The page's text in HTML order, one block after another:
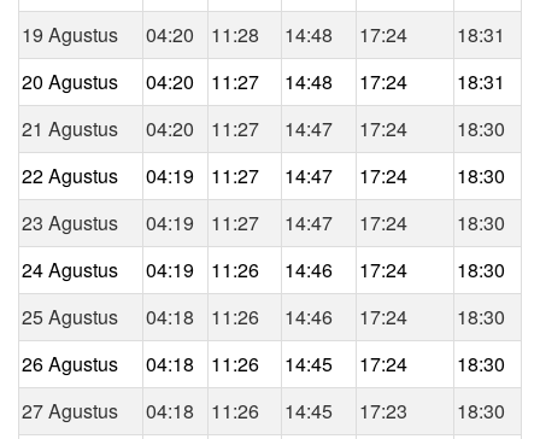
19 Agustus
04:20 11:28 14:48 17:24
18:31
20 Agustus
04:20 11:27 14:48 17:24
18:31
21 Agustus
04:20 11:27 14:47 17:24
18:30
22 Agustus
04:19 11:27 14:47 17:24
18:30
23 Agustus
04:19 11:27 14:47 17:24
18:30
24 Agustus
04:19 11:26 14:46 17:24
18:30
25 Agustus
04:18 11:26 14:46 17:24
18:30
26 Agustus
04:18 11:26 14:45 17:24
18:30
27 Agustus
04:18 11:26 14:45 17:23
18:30